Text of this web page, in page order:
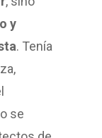
y
. Tenía
se